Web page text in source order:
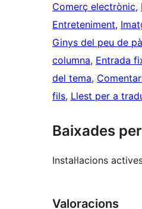
Comerç electrònic,
Entreteniment,
Ginys del peu de
columna, Entrada
del tema,
fils, Llest per a
Baixades
Instal·lacions
Valoracions